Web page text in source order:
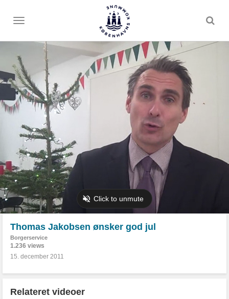
Toggle
Thomas Jakobsen ønsker god jul
Borgerservice
1.236 views
15. december 2011
Relateret videoer